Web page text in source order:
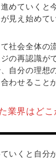
めていくと
見え始めて
社会全体の
の再認識が
自分の理想
わせること
業界はどこ
いくと自分